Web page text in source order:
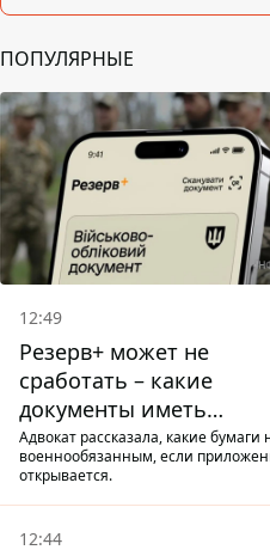
ПОПУЛЯРНЫЕ
12:49
Резерв+ может не
сработать – какие
документы иметь
мужчинам, чтобы не
попасть в ТЦК
Адвокат рассказала, какие
военнообязанным, если
открывается.
12:44